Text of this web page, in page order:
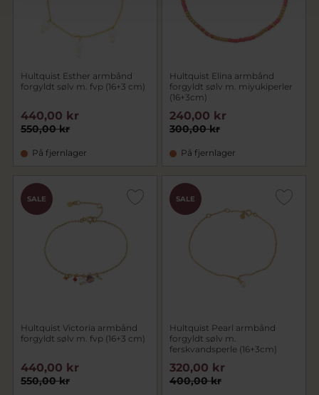
Hultquist Esther armbånd
forgyldt sølv m. fvp (16+3 cm)
550,00 kr
440,00 kr
På fjernlager
Hultquist Elina armbånd
forgyldt sølv m. miyukiperler
(16+3cm)
300,00 kr
240,00 kr
På fjernlager
SALE
Hultquist Victoria armbånd
forgyldt sølv m. fvp (16+3 cm)
550,00 kr
440,00 kr
SALE
Hultquist Pearl armbånd
forgyldt sølv m.
ferskvandsperle (16+3cm)
400,00 kr
320,00 kr